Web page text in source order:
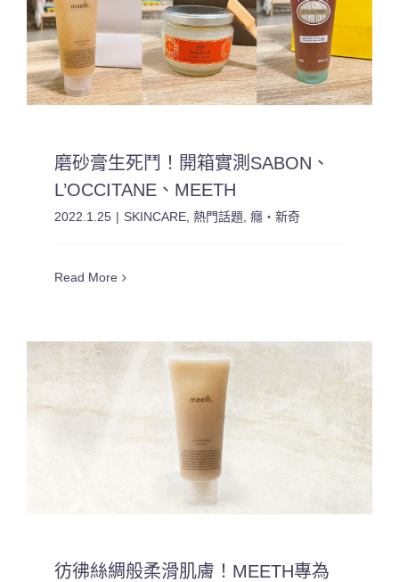
磨砂膏生死鬥！開箱實測SABON、
L’OCCITANE、MEETH
2022.1.25 | SKINCARE ,熱門話題 ,癮・新奇
Read More
彷彿絲綢般柔滑肌膚！MEETH專為